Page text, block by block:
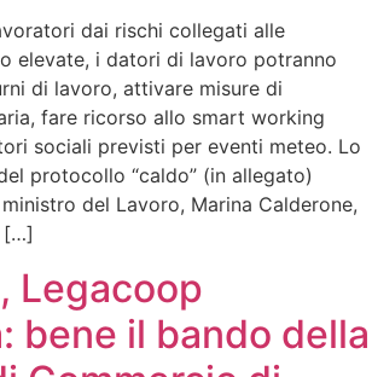
dai rischi collegati alle
elevate, i datori di lavoro potranno
di lavoro, attivare misure di
fare ricorso allo smart working
sociali previsti per eventi meteo. Lo
protocollo “caldo” (in allegato)
del Lavoro, Marina Calderone,
[…]
Legacoop
bene il bando della